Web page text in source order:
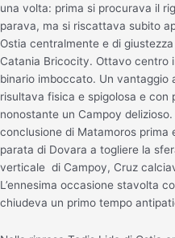
una volta: prima si procurava il
parava, ma si riscattava subito
Ostia centralmente e di
Catania Bricocity. Ottavo centro
binario imboccato. Un
risultava fisica e spigolosa e con
nonostante un Campoy
conclusione di Matamoros prima
parata di Dovara a togliere la
verticale di Campoy, Cruz
L’ennesima occasione stavolta
chiudeva un primo tempo